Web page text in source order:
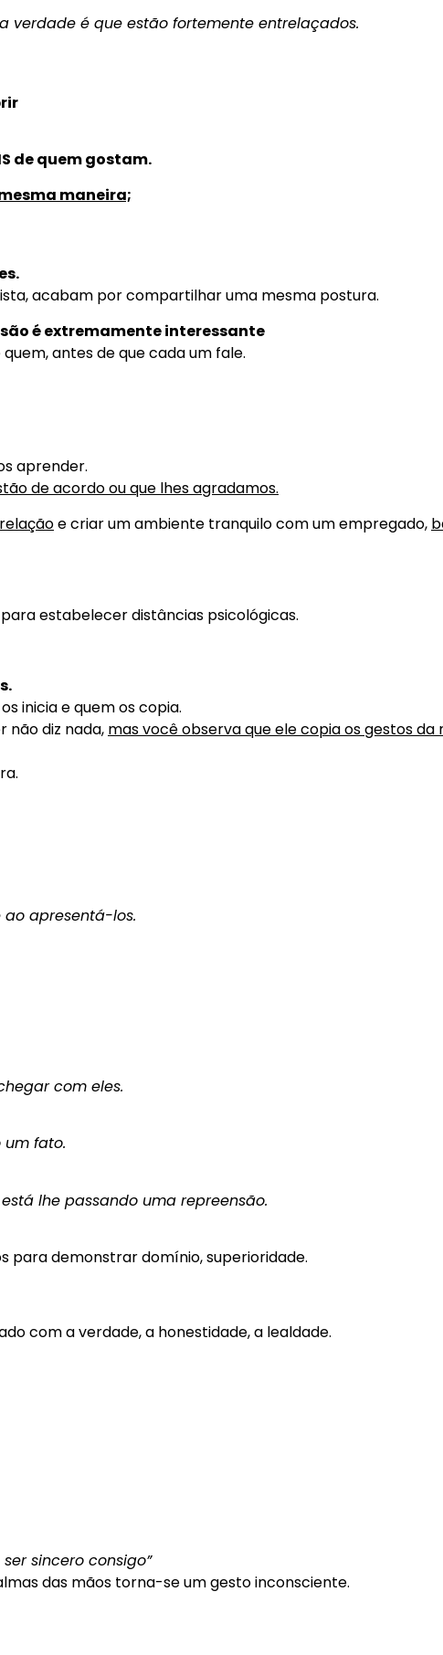
verdade é que estão fortemente entrelaçados.
de quem gostam.
maneira;
acabam por compartilhar uma mesma postura.
é extremamente interessante
antes de que cada um fale.
aprender.
de acordo ou que lhes agradamos.
e criar um ambiente tranquilo com um empregado,
estabelecer distâncias psicológicas.
inicia e quem os copia.
não diz nada, mas você observa que ele copia os gestos da
ao apresentá-los.
com eles.
fato.
lhe passando uma repreensão.
para demonstrar domínio, superioridade.
com a verdade, a honestidade, a lealdade.
ser sincero consigo”
das mãos torna-se um gesto inconsciente.